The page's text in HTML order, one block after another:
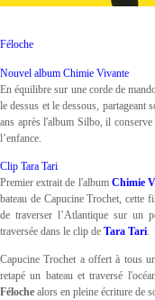
Féloche
Nouvel album Chimie Vivante
En équilibre sur une corde de
le dessus et le dessous, partageant
ans après l'album Silbo, il
l’enfance.
Clip Tara Tari
Premier extrait de l'album Chimie
bateau de Capucine Trochet, cette
de traverser l’Atlantique sur un
traversée dans le clip de Tara Tari.
Capucine Trochet a offert à tous
retapé un bateau et traversé
Féloche alors en pleine écriture de